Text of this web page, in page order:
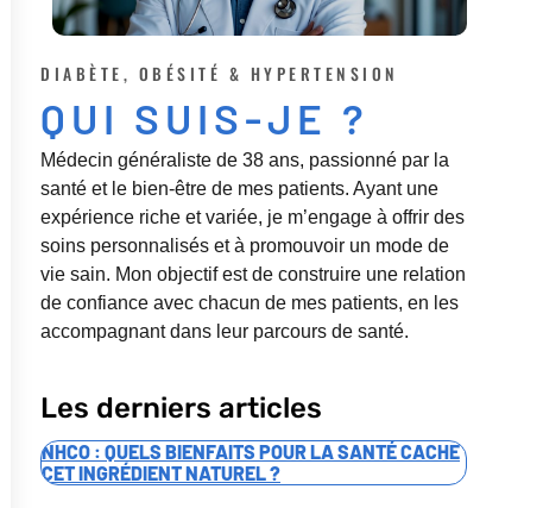
DIABÈTE, OBÉSITÉ & HYPERTENSION
QUI SUIS-JE ?
Médecin généraliste de 38 ans, passionné par la
santé et le bien-être de mes patients. Ayant une
expérience riche et variée, je m’engage à offrir des
soins personnalisés et à promouvoir un mode de
vie sain. Mon objectif est de construire une relation
de confiance avec chacun de mes patients, en les
accompagnant dans leur parcours de santé.
Les derniers articles
NHCO : QUELS BIENFAITS POUR LA SANTÉ CACHE
CET INGRÉDIENT NATUREL ?